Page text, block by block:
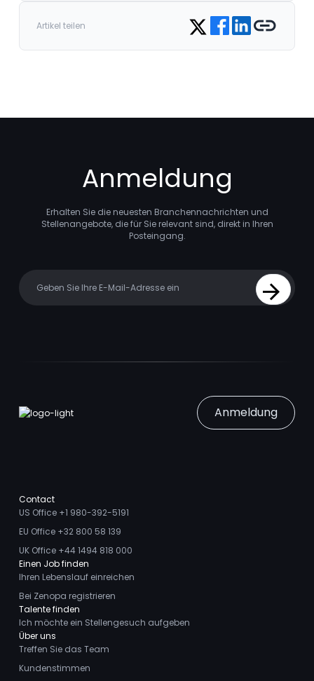
Artikel teilen Share on Twitter
Share on Facebook
Share on LinkedIn
Copy link
Anmeldung
Erhalten Sie die neuesten Branchennachrichten und
Stellenangebote, die für Sie relevant sind, direkt in Ihren
Posteingang.
Sign Up
Anmeldung
Contact
US Office +1 980-392-5191
EU Office +32 800 58 139
UK Office +44 1494 818 000
Einen Job finden
Ihren Lebenslauf einreichen
Bei Zenopa registrieren
Talente finden
Ich möchte ein Stellengesuch aufgeben
Über uns
Treffen Sie das Team
Kundenstimmen